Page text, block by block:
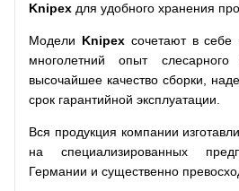
Knipex для удобного хранения
Модели Knipexсочетают в себе
многолетний опыт
высочайшее качество сборки,
срок гарантийной эксплуатации.
Вся продукция компании
на специализированных
Германии и существенно